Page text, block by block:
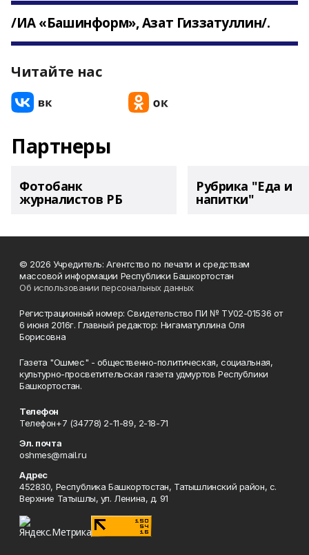
/ИА «Башинформ», Азат Гиззатуллин/.
Читайте нас
Партнеры
Фотобанк
журналистов РБ
Рубрика "Еда и
напитки"
© 2026 Учредитель: Агентство по печати и средствам
массовой информации Республики Башкортостан
Об использовании персональных данных
Регистрационный номер: Свидетельство ПИ № ТУ02-01536 от
6 июня 2016г. Главный редактор: Нигаматуллина Оля
Борисовна
Газета "Ошмес" - общественно-политическая, социальная,
культурно-просветительская газета удмуртов Республики
Башкортостан.
Телефон
Телефон+7 (34778) 2-11-89, 2-18-71
Эл. почта
oshmes@mail.ru
Адрес
452830, Республика Башкортостан, Татышлинский район, с.
Верхние Татышлы, ул. Ленина, д. 91